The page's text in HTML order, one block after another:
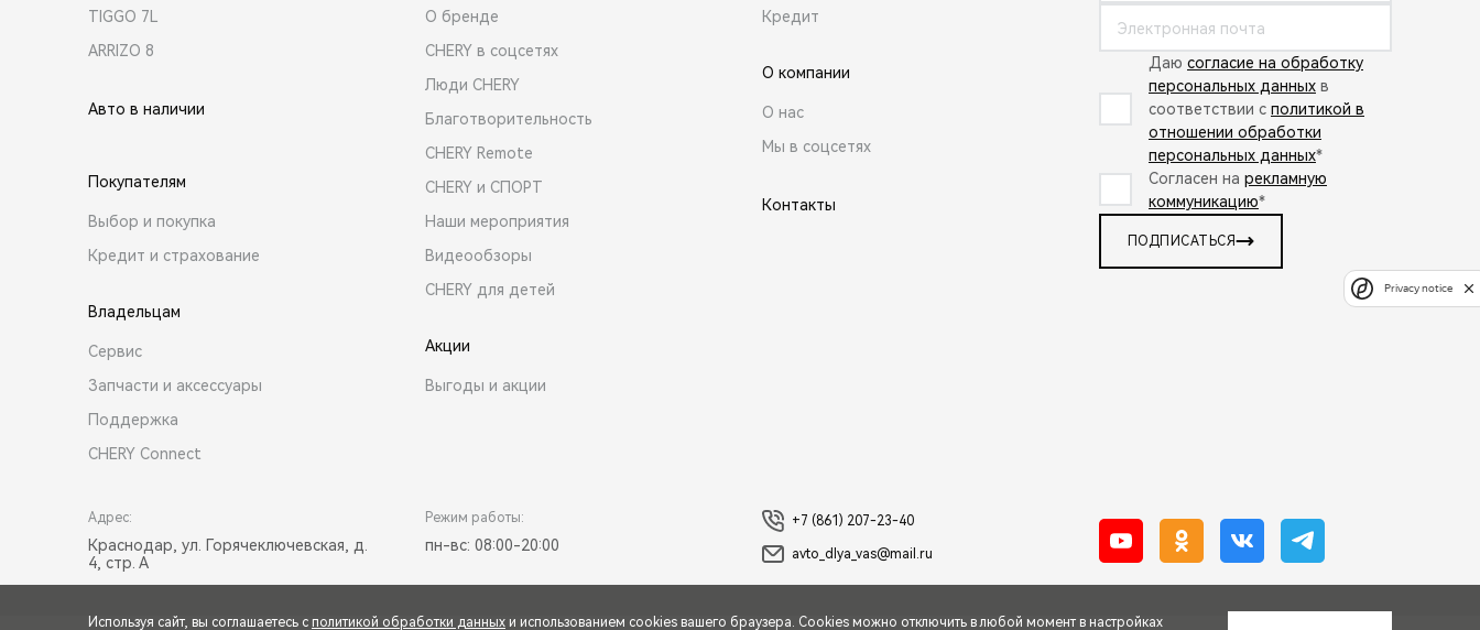
TIGGO 7L
ARRIZO 8
Авто в наличии
Покупателям
Выбор и покупка
Кредит и страхование
Владельцам
Сервис
Запчасти и аксессуары
Поддержка
CHERY Connect
О бренде
CHERY в соцсетях
Люди CHERY
Благотворительность
CHERY Remote
CHERY и СПОРТ
Наши мероприятия
Видеообзоры
CHERY для детей
Акции
Выгоды и акции
Кредит
О компании
О нас
Мы в соцсетях
Контакты
Даю согласие на обработку
персональных данных в
соответствии с политикой в
отношении обработки
персональных данных*
Согласен на рекламную
коммуникацию*
ПОДПИСАТЬСЯ
Адрес:
Краснодар, ул. Горячеключевская, д.
4, стр. А
Режим работы:
пн-вс: 08:00-20:00
+7 (861) 207-23-40
avto_dlya_vas@mail.ru
Используя сайт, вы соглашаетесь с политикой обработки данных и использованием cookies вашего браузера. Cookies можно отключить в любой момент в настройках
Privacy notice